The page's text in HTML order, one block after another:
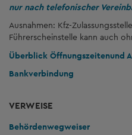
nur nach telefonischer
Ausnahmen: Kfz-
Führerscheinstelle kann auch
Überblick Öffnungszeitenund
Bankverbindung
VERWEISE
Behördenwegweiser